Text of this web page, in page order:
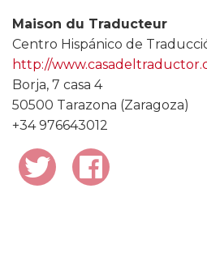
Maison du Traducteur
Centro Hispánico de
http://
Borja, 7 casa 4
50500 Tarazona (Zaragoza)
+34 976643012